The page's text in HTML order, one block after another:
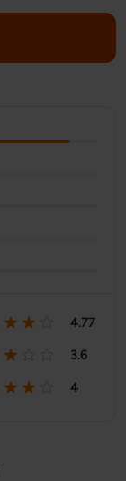
4.77
3.6
4